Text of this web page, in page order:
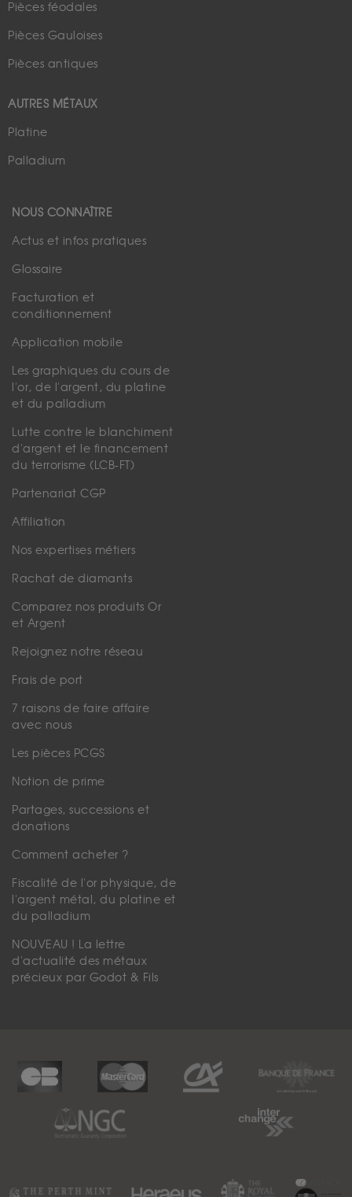
Pièces féodales
Pièces Gauloises
Pièces antiques
AUTRES MÉTAUX
Platine
Palladium
NOUS CONNAÎTRE
Actus et infos pratiques
Glossaire
Facturation et
conditionnement
Application mobile
Les graphiques du cours de
l'or, de l'argent, du platine
et du palladium
Lutte contre le blanchiment
d'argent et le financement
du terrorisme (LCB-FT)
Partenariat CGP
Affiliation
Nos expertises métiers
Rachat de diamants
Comparez nos produits Or
et Argent
Rejoignez notre réseau
Frais de port
7 raisons de faire affaire
avec nous
Les pièces PCGS
Notion de prime
Partages, successions et
donations
Comment acheter ?
Fiscalité de l'or physique, de
l'argent métal, du platine et
du palladium
NOUVEAU ! La lettre
d'actualité des métaux
précieux par Godot & Fils